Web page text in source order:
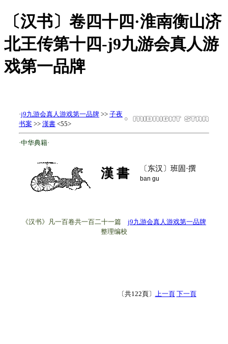
〔汉书〕卷四十四·淮南衡山济
北王传第十四-j9九游会真人游
戏第一品牌
·j9九游会真人游戏第一品牌 >> 子夜
书案 >> 漢書 <55>
·中华典籍·
漢 書 〔东汉〕班固·撰
ban gu
《汉书》凡一百卷共一百二十一篇 j9九游会真人游戏第一品牌
整理编校
〔共122頁〕 上一頁 下一頁